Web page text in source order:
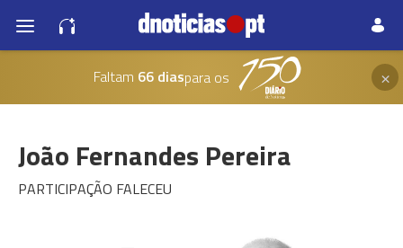
Faltam 66 diaspara os ×
João Fernandes Pereira
PARTICIPAÇÃO FALECEU